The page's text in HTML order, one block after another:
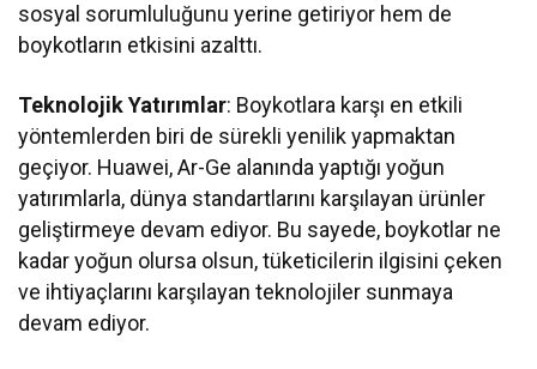
sosyal sorumluluğunu yerine getiriyor hem de
boykotların etkisini azalttı.
Teknolojik Yatırımlar: Boykotlara karşı en etkili
yöntemlerden biri de sürekli yenilik yapmaktan
geçiyor. Huawei, Ar-Ge alanında yaptığı yoğun
yatırımlarla, dünya standartlarını karşılayan ürünler
geliştirmeye devam ediyor. Bu sayede, boykotlar ne
kadar yoğun olursa olsun, tüketicilerin ilgisini çeken
ve ihtiyaçlarını karşılayan teknolojiler sunmaya
devam ediyor.